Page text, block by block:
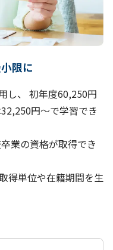
限に
し、 初年度60,250円
円～で学習でき
業の資格が取得でき
得単位や在籍期間を生